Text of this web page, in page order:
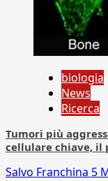
biologia
News
Ricerca
Tumori più
cellulare chiave, il
Salvo Franchina 5